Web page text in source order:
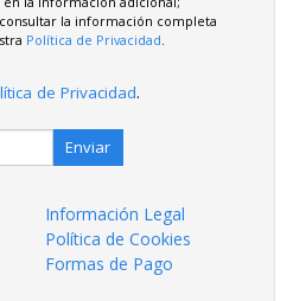
la información completa
Política de Privacidad.
de Privacidad.
Enviar
Información Legal
Política de Cookies
Formas de Pago